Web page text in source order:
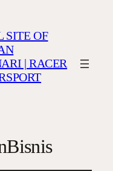
SITE OF
| RACER